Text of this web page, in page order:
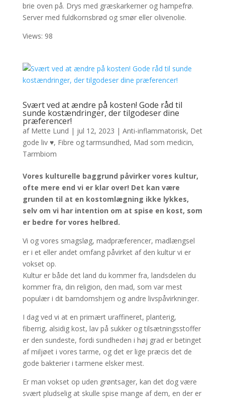
brie oven på. Drys med græskarkerner og hampefrø.
Server med fuldkornsbrød og smør eller olivenolie.
Views: 98
Svært ved at ændre på kosten! Gode råd til
sunde kostændringer, der tilgodeser dine
præferencer!
af Mette Lund | jul 12, 2023 | Anti-inflammatorisk, Det
gode liv ♥, Fibre og tarmsundhed, Mad som medicin,
Tarmbiom
Vores kulturelle baggrund påvirker vores kultur,
ofte mere end vi er klar over! Det kan være
grunden til at en kostomlægning ikke lykkes,
selv om vi har intention om at spise en kost, som
er bedre for vores helbred.
Vi og vores smagsløg, madpræferencer, madlængsel
er i et eller andet omfang påvirket af den kultur vi er
vokset op.
Kultur er både det land du kommer fra, landsdelen du
kommer fra, din religion, den mad, som var mest
populær i dit barndomshjem og andre livspåvirkninger.
I dag ved vi at en primært uraffineret, planterig,
fiberrig, alsidig kost, lav på sukker og tilsætningsstoffer
er den sundeste, fordi sundheden i høj grad er betinget
af miljøet i vores tarme, og det er lige præcis det de
gode bakterier i tarmene elsker mest.
Er man vokset op uden grøntsager, kan det dog være
svært pludselig at skulle spise mange af dem, en der er